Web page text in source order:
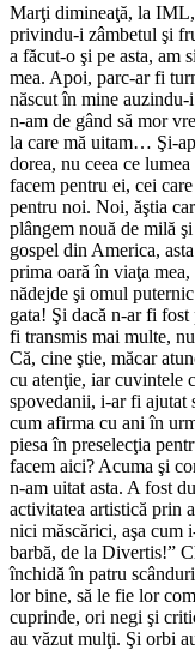
Marţi dimineaţă, la
privindu-i zâmbetul şi
a făcut-o şi pe asta, am
mea. Apoi, parc-ar fi
născut în mine
n-am de gând să mor
la care mă uitam… Şi-
dorea, nu ceea ce
facem pentru ei, cei
pentru noi. Noi, ăştia
plângem nouă de milă
gospel din America,
prima oară în viaţa
nădejde şi omul
gata! Şi dacă n-ar fi
fi transmis mai multe,
Că, cine ştie, măcar
cu atenţie, iar cuvintele
spovedanii, i-ar fi ajutat
cum afirma cu ani în
piesa în preselecţia
facem aici? Acuma şi
n-am uitat asta. A fost
activitatea artistică prin
nici măscărici, aşa cum
barbă, de la Divertis!”
închidă în patru
lor bine, să le fie lor
cuprinde, ori negi şi
au văzut mulţi. Şi orbi